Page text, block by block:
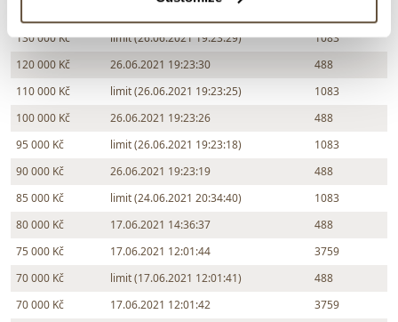
130 000 Kč
limit (26.06.2021 19:23:29)
1083
120 000 Kč
26.06.2021 19:23:30
488
110 000 Kč
limit (26.06.2021 19:23:25)
1083
100 000 Kč
26.06.2021 19:23:26
488
95 000 Kč
limit (26.06.2021 19:23:18)
1083
90 000 Kč
26.06.2021 19:23:19
488
85 000 Kč
limit (24.06.2021 20:34:40)
1083
80 000 Kč
17.06.2021 14:36:37
488
75 000 Kč
17.06.2021 12:01:44
3759
70 000 Kč
limit (17.06.2021 12:01:41)
488
70 000 Kč
17.06.2021 12:01:42
3759